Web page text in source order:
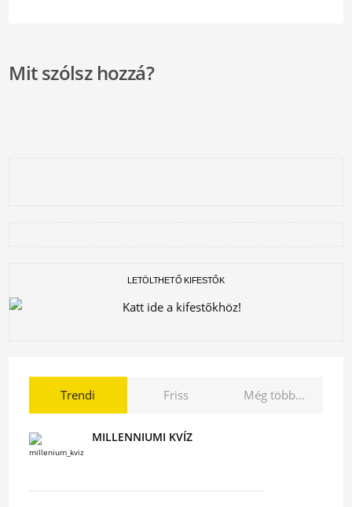
Mit szólsz hozzá?
LETÖLTHETŐ KIFESTŐK
Trendi Friss Még több...
MILLENNIUMI KVÍZ